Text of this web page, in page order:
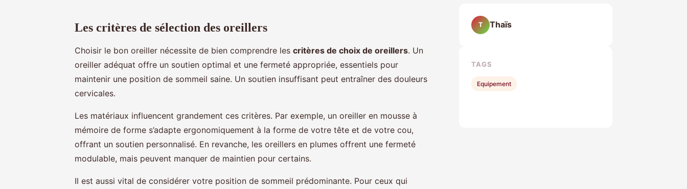
Les critères de sélection des oreillers
Choisir le bon oreiller nécessite de bien comprendre les critères de choix de oreillers. Un
oreiller adéquat offre un soutien optimal et une fermeté appropriée, essentiels pour
maintenir une position de sommeil saine. Un soutien insuffisant peut entraîner des douleurs
cervicales.
Les matériaux influencent grandement ces critères. Par exemple, un oreiller en mousse à
mémoire de forme s’adapte ergonomiquement à la forme de votre tête et de votre cou,
offrant un soutien personnalisé. En revanche, les oreillers en plumes offrent une fermeté
modulable, mais peuvent manquer de maintien pour certains.
Il est aussi vital de considérer votre position de sommeil prédominante. Pour ceux qui
T Thaïs
TAGS
Equipement